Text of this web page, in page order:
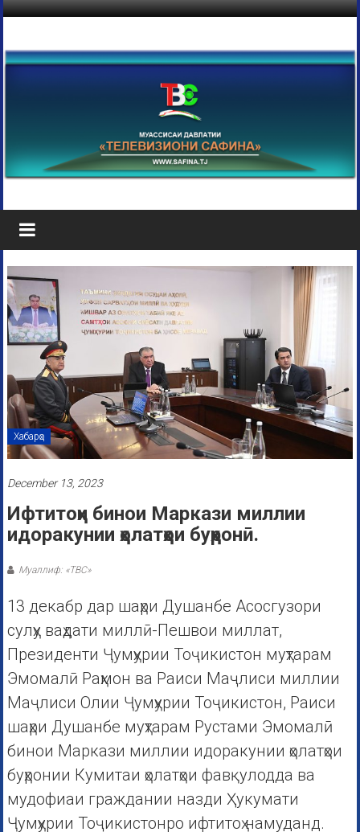
Хабарҳо
December 13, 2023
Ифтитоҳи бинои Маркази миллии
идоракунии ҳолатҳои буҳронӣ.
Муаллиф: «ТВС»
13 декабр дар шаҳри Душанбе Асосгузори
сулҳу ваҳдати миллӣ-Пешвои миллат,
Президенти Ҷумҳурии Тоҷикистон муҳтарам
Эмомалӣ Раҳмон ва Раиси Маҷлиси миллии
Маҷлиси Олии Ҷумҳурии Тоҷикистон, Раиси
шаҳри Душанбе муҳтарам Рустами Эмомалӣ
бинои Маркази миллии идоракунии ҳолатҳои
буҳронии Кумитаи ҳолатҳои фавқулодда ва
мудофиаи граждании назди Ҳукумати
Ҷумҳурии Тоҷикистонро ифтитоҳ намуданд.